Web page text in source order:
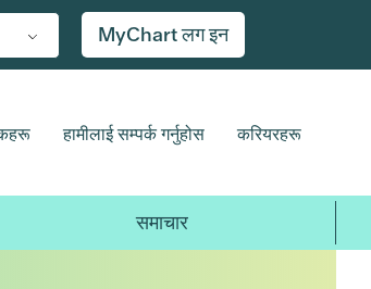
MyChart लग इन
हामीलाई सम्पर्क गर्नुहोस करियरहरू
समाचार